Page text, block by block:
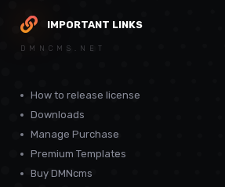
IMPORTANT LINKS
DMNCMS.NET
How to release license
Downloads
Manage Purchase
Premium Templates
Buy DMNcms